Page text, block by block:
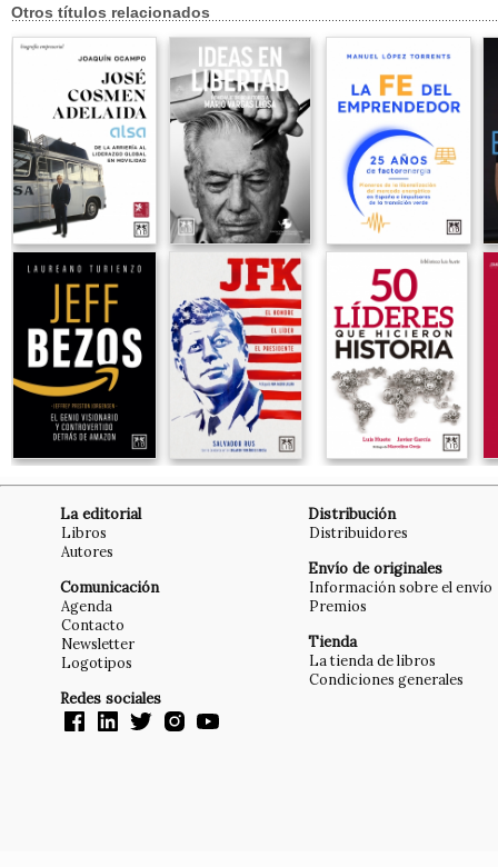
Otros títulos relacionados
La editorial
Libros
Autores
Comunicación
Agenda
Contacto
Newsletter
Logotipos
Redes sociales
Distribución
Distribuidores
Envío de originales
Información sobre el envío
Premios
Tienda
La tienda de libros
Condiciones generales